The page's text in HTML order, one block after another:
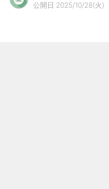
公開日 2025/10/28(火)